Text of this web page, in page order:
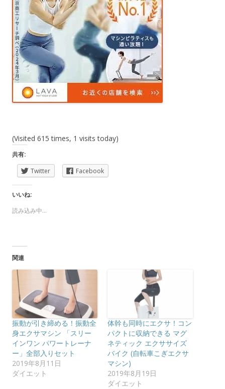
(Visited 615 times, 1 visits today)
共有:
Twitter
Facebook
いいね:
読み込み中...
関連
振動が引き締める！振動全
身エクサマシン 「スリー
インワン パワートレーナ
ー」全部入りセット
2019年8月11日
ダイエット
体幹も同時にエクサ！コン
パクトに収納できる マグ
ネティック エクササイズ
バイク (自転車こぎエクサ
マシン)
2019年8月19日
ダイエット